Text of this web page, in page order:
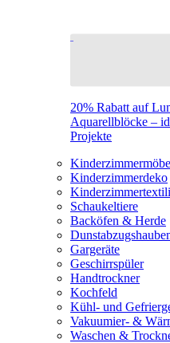
20% Rabatt auf
Aquarellblöcke –
Projekte
Kinderzimmerdeko
Schaukeltiere
Backöfen & Herde
Gargeräte
Geschirrspüler
Handtrockner
Kochfeld
Kühl- und
Vakuumier- &
Waschen &